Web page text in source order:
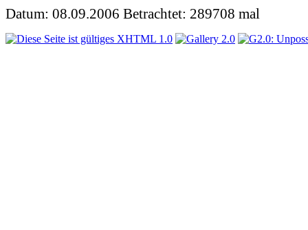
Datum: 08.09.2006 Betrachtet: 289708 mal